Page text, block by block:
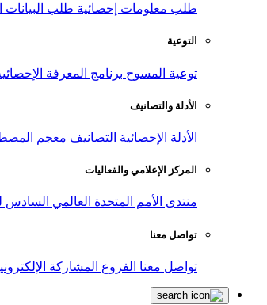
طلب معلومات إحصائية طلب البيانات
التوعية
توعية المسوح برنامج المعرفة
الأدلة والتصانيف
الأدلة الإحصائية التصانيف معجم
المركز الإعلامي والفعاليات
منتدى الأمم المتحدة العالمي السادس
تواصل معنا
تواصل معنا الفروع المشاركة